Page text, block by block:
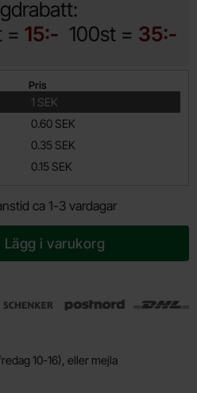
= 15:- 100st = 35:-
Pris
1 SEK
0.60 SEK
0.35 SEK
0.15 SEK
ca 1-3 vardagar
Lägg i varukorg
10-16), eller mejla